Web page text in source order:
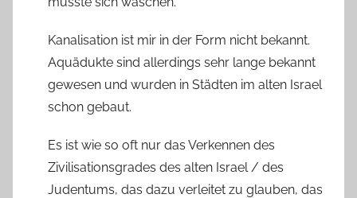
Kanalisation ist mir in der Form nicht bekannt.
Aquädukte sind allerdings sehr lange bekannt
gewesen und wurden in Städten im alten Israel
schon gebaut.
Es ist wie so oft nur das Verkennen des
Zivilisationsgrades des alten Israel / des
Judentums, das dazu verleitet zu glauben, das